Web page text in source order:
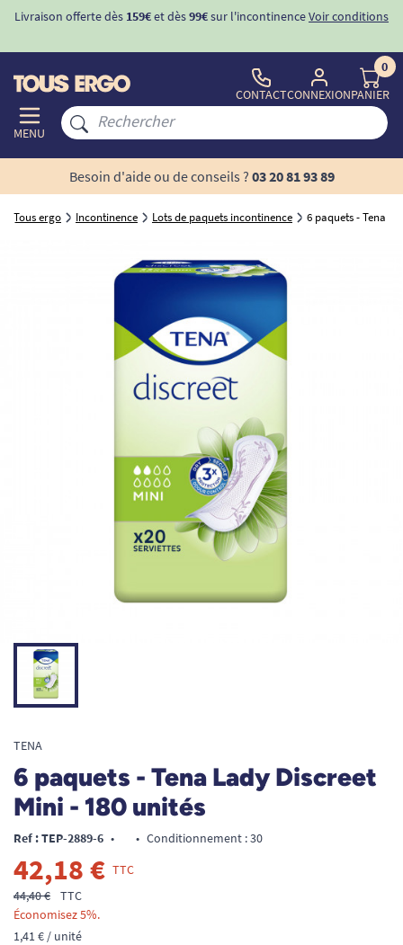
Livraison offerte dès 159€et dès99€sur l'incontinenceVoir conditions
MENU
CONTACTCONNEXION
0
PANIER
Besoin d'aide ou de conseils ? 03 20 81 93 89
Tous ergo Incontinence Lots de paquets incontinence 6 paquets - Tena
TENA
6 paquets - Tena Lady Discreet
Mini - 180 unités
Ref : TEP-2889-6 • • Conditionnement : 30
42,18 € TTC
44,40 €
TTC
Économisez 5%.
1,41 € / unité